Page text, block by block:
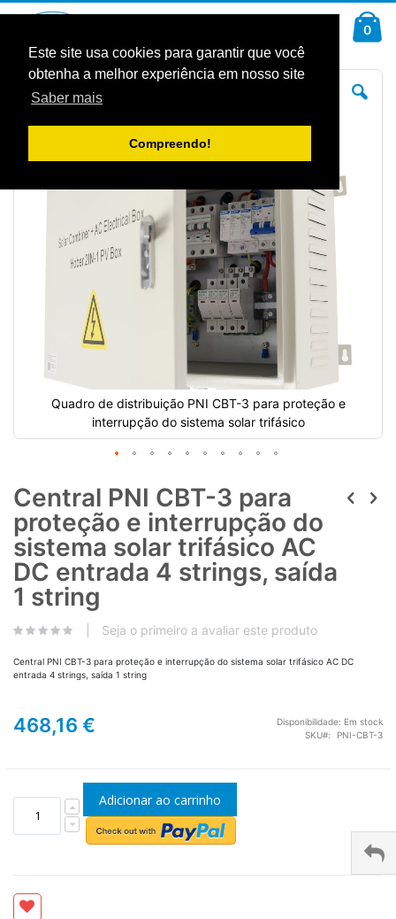
Este site usa cookies para garantir que você
obtenha a melhor experiência em nosso site
Saber mais
Compreendo!
Conteúdo
0
Saltar
Quadro de distribuição PNI CBT-3 para proteção e
interrupção do sistema solar trifásico
Central PNI CBT-3 para
proteção e interrupção do
sistema solar trifásico AC
DC entrada 4 strings, saída
1 string
Seja o primeiro a avaliar este produto
Central PNI CBT-3 para proteção e interrupção do sistema solar trifásico AC DC
entrada 4 strings, saída 1 string
468,16 € Disponibilidade: Em stock
SKU
PNI-CBT-3
Adicionar ao carrinho